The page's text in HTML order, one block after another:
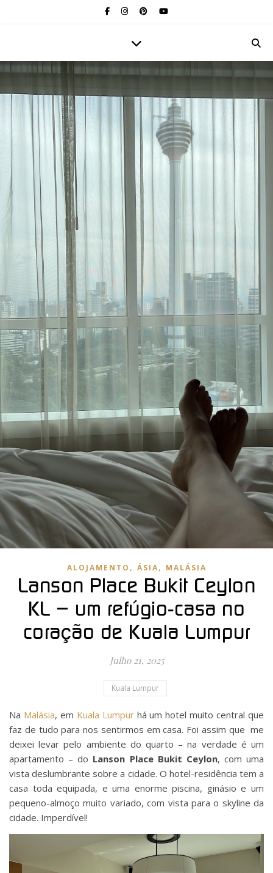
ALOJAMENTO , ÁSIA, MALÁSIA
Lanson Place Bukit Ceylon
KL – um refúgio-casa no
coração de Kuala Lumpur
Julho 21, 2025
Kuala Lumpur
Na Malásia, em Kuala Lumpurhá um hotel muito central que
faz de tudo para nos sentirmos em casa. Foi assim que me
deixei levar pelo ambiente do quarto – na verdade é um
apartamento – do Lanson Place Bukit Ceylon, com uma
vista deslumbrante sobre a cidade. O hotel-residência tem a
casa toda equipada, e uma enorme piscina, ginásio e um
pequeno-almoço muito variado, com vista para o skyline da
cidade. Imperdível!